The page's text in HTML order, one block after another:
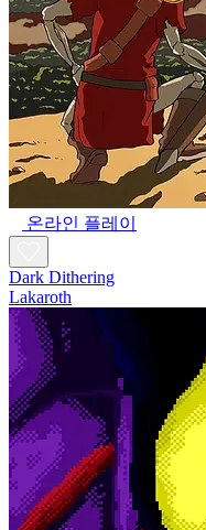
온라인 플레이
Dark Dithering
Lakaroth